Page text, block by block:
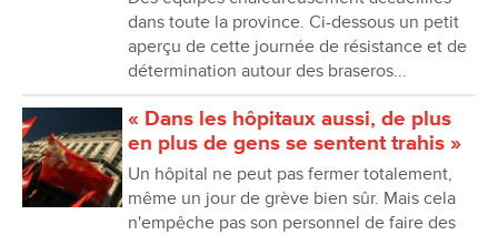
dans toute la province. Ci-dessous un petit
aperçu de cette journée de résistance et de
détermination autour des braseros...
« Dans les hôpitaux aussi, de plus
en plus de gens se sentent trahis »
Un hôpital ne peut pas fermer totalement,
même un jour de grève bien sûr. Mais cela
n'empêche pas son personnel de faire des